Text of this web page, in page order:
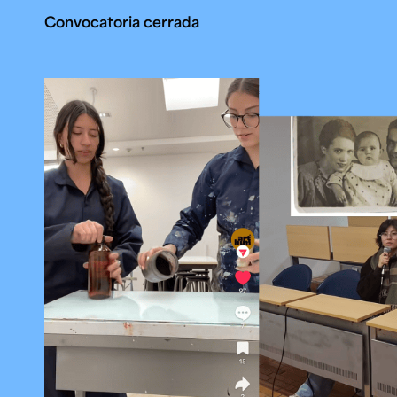
cookies
Universidad de los Andes | Vigilada
jurídica: Resolución 28 del 23 de febrero
Dirección
Calle 19A #1 - 37 Este. Bloque K.
Teléfono
[+57] (601) 339 4949
Convocatoria cerrada